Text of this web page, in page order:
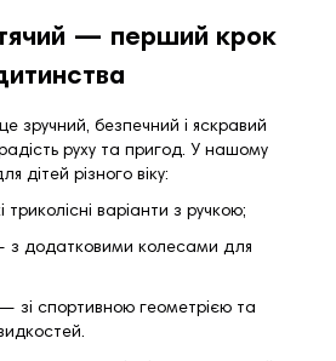
— перший крок
зручний, безпечний і яскравий
руху та пригод. У нашому
дітей різного віку:
варіанти з ручкою;
з додатковими колесами для
зі спортивною геометрією та